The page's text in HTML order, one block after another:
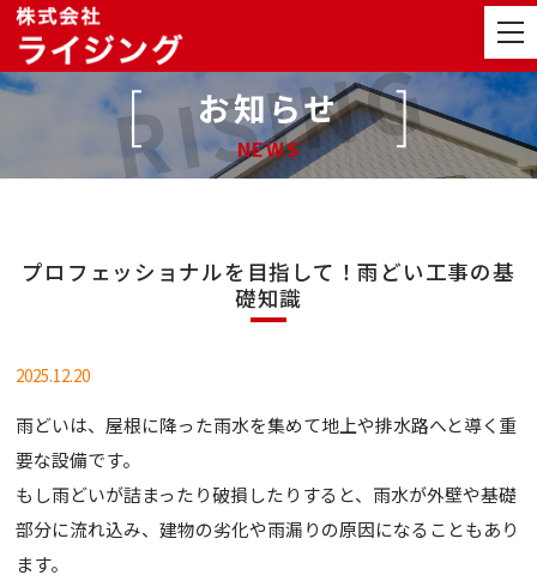
お知らせ
NEWS
プロフェッショナルを目指して！雨どい工事の基
礎知識
2025.12.20
雨どいは、屋根に降った雨水を集めて地上や排水路へと導く重
要な設備です。
もし雨どいが詰まったり破損したりすると、雨水が外壁や基礎
部分に流れ込み、建物の劣化や雨漏りの原因になることもあり
ます。